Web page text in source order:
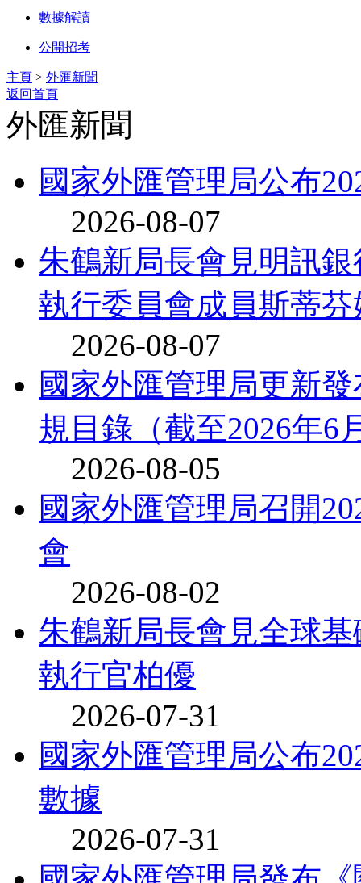
數據解讀
公開招考
主頁 > 外匯新聞
返回首頁
外匯新聞
國家外匯管理局公布
2026-08-07
朱鶴新局長會見明訊
執行委員會成員斯蒂芬
2026-08-07
國家外匯管理局更新
規目錄（截至2026年6
2026-08-05
國家外匯管理局召開
會
2026-08-02
朱鶴新局長會見全球
執行官柏優
2026-07-31
國家外匯管理局公布
數據
2026-07-31